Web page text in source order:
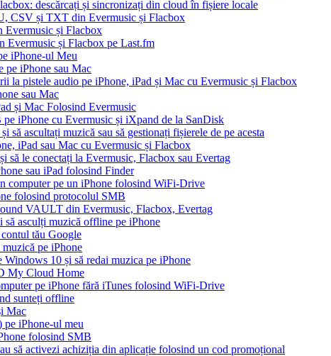
descărcați și sincronizați din cloud în fișiere locale
CSV și TXT din Evermusic și Flacbox
Evermusic și Flacbox
Evermusic și Flacbox pe Last.fm
iPhone-ul Meu
pe iPhone sau Mac
la pistele audio pe iPhone, iPad și Mac cu Evermusic și Flacbox
sau Mac
și Mac Folosind Evermusic
iPhone cu Evermusic și iXpand de la SanDisk
să ascultați muzică sau să gestionați fișierele de pe acesta
iPad sau Mac cu Evermusic și Flacbox
să le conectați la Evermusic, Flacbox sau Evertag
sau iPad folosind Finder
computer pe un iPhone folosind WiFi-Drive
folosind protocolul SMB
VAULT din Evermusic, Flacbox, Evertag
să asculți muzică offline pe iPhone
tău Google
pe iPhone
10 și să redai muzica pe iPhone
My Cloud Home
pe iPhone fără iTunes folosind WiFi-Drive
sunteți offline
Mac
pe iPhone-ul meu
folosind SMB
să activezi achiziția din aplicație folosind un cod promoțional